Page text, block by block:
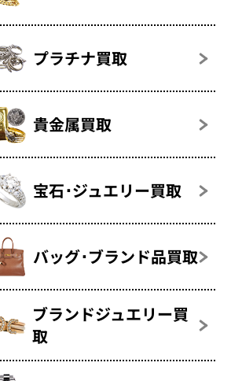
プラチナ買取
貴金属買取
宝石･ジュエリー買取
バッグ･ブランド品買取
ブランドジュエリー買
取